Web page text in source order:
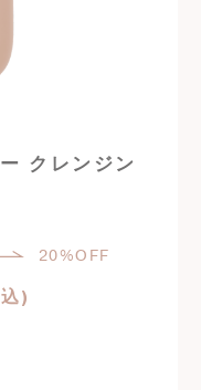
クレンジン
20%OFF
)